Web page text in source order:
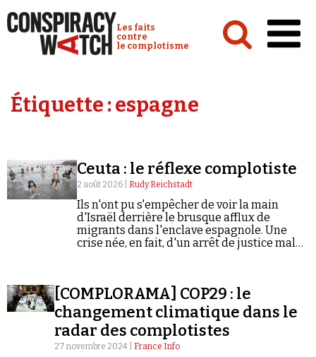
Conspiracy Watch :
Les faits
contre
le complotisme
Analyses
Vidéos
Émissions
Revues de presse
Newsletter
Étiquette :espagne
Ceuta : le réflexe complotiste
2 août 2026 | Rudy Reichstadt
Ils n'ont pu s'empêcher de voir la main
d'Israël derrière le brusque afflux de
migrants dans l'enclave espagnole. Une
crise née, en fait, d'un arrêt de justice mal
[COMPLORAMA] COP29 : le
changement climatique dans le
radar des complotistes
27 novembre 2024 | France Info